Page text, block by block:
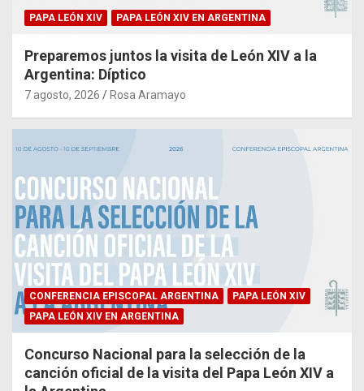
PAPA LEÓN XIV PAPA LEÓN XIV EN ARGENTINA
Preparemos juntos la visita de León XIV a la
Argentina: Díptico
7 agosto, 2026 Rosa Aramayo
CONFERENCIA EPISCOPAL ARGENTINA
PAPA LEÓN XIV
PAPA LEÓN XIV EN ARGENTINA
Concurso Nacional para la selección de la
canción oficial de la visita del Papa León XIV a